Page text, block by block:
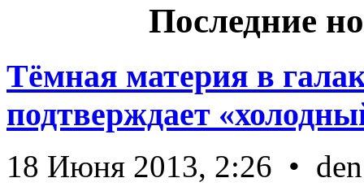
Последние
Тёмная материя в
подтверждает
18 Июня 2013, 2:26 • den